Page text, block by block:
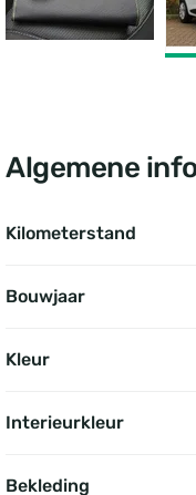
Algemene
Kilometerstand
Bouwjaar
Kleur
Interieurkleur
Bekleding